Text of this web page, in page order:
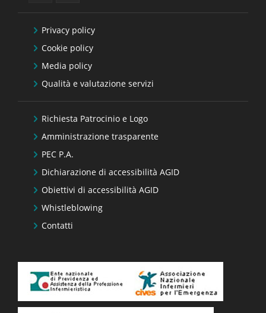
Privacy policy
Cookie policy
Media policy
Qualità e valutazione servizi
Richiesta Patrocinio e Logo
Amministrazione trasparente
PEC P.A.
Dichiarazione di accessibilità AGID
Obiettivi di accessibilità AGID
Whistleblowing
Contatti